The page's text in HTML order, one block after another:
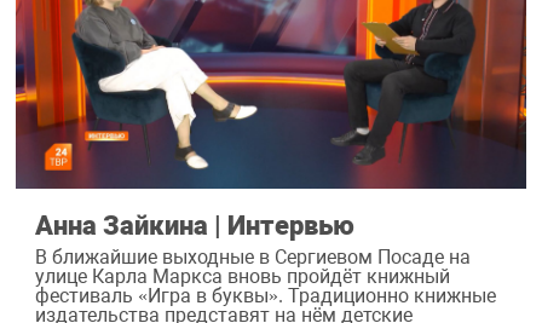
Анна Зайкина | Интервью
В ближайшие выходные в Сергиевом Посаде на
улице Карла Маркса вновь пройдёт книжный
фестиваль «Игра в буквы». Традиционно книжные
издательства представят на нём детские